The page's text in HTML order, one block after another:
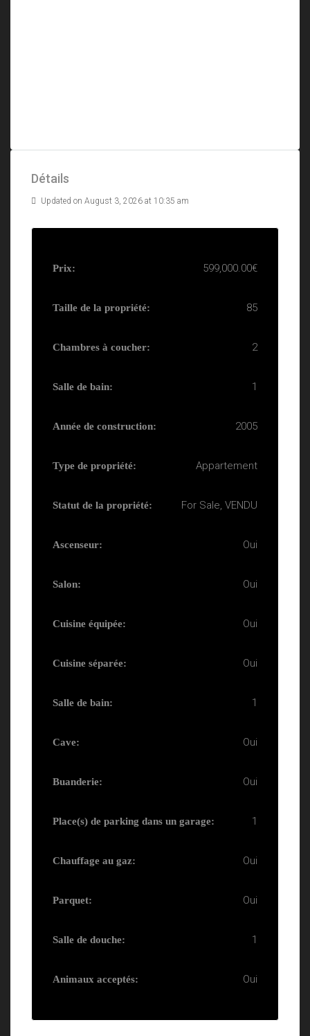
Détails
Updated on August 3, 2026 at 10:35 am
Prix: 599,000.00€
Taille de la propriété: 85
Chambres à coucher: 2
Salle de bain: 1
Année de construction: 2005
Type de propriété: Appartement
Statut de la propriété: For Sale, VENDU
Ascenseur: Oui
Salon: Oui
Cuisine équipée: Oui
Cuisine séparée: Oui
Salle de bain: 1
Cave: Oui
Buanderie: Oui
Place(s) de parking dans un garage: 1
Chauffage au gaz: Oui
Parquet: Oui
Salle de douche: 1
Animaux acceptés: Oui